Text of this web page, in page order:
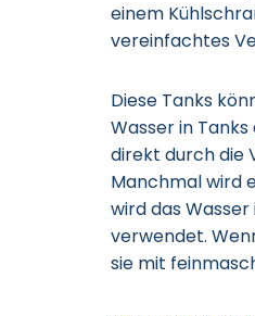
einem
vereinfachtes
Diese Tanks
Wasser in
direkt durch die
Manchmal wird
wird das
verwendet.
sie mit